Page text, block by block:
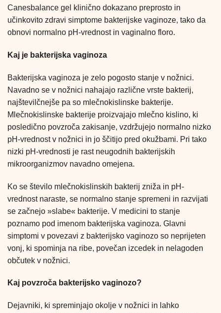
Canesbalance gel klinično dokazano preprosto in
učinkovito zdravi simptome bakterijske vaginoze, tako da
obnovi normalno pH-vrednost in vaginalno floro.
Kaj je bakterijska vaginoza
Bakterijska vaginoza je zelo pogosto stanje v nožnici.
Navadno se v nožnici nahajajo različne vrste bakterij,
najštevilčnejše pa so mlečnokislinske bakterije.
Mlečnokislinske bakterije proizvajajo mlečno kislino, ki
posledično povzroča zakisanje, vzdržujejo normalno nizko
pH-vrednost v nožnici in jo ščitijo pred okužbami. Pri tako
nizki pH-vrednosti je rast neugodnih bakterijskih
mikroorganizmov navadno omejena.
Ko se število mlečnokislinskih bakterij zniža in pH-
vrednost naraste, se normalno stanje spremeni in razvijati
se začnejo »slabe« bakterije. V medicini to stanje
poznamo pod imenom bakterijska vaginoza. Glavni
simptomi v povezavi z bakterijsko vaginozo so neprijeten
vonj, ki spominja na ribe, povečan izcedek in nelagoden
občutek v nožnici.
Kaj povzroča bakterijsko vaginozo?
Dejavniki, ki spreminjajo okolje v nožnici in lahko